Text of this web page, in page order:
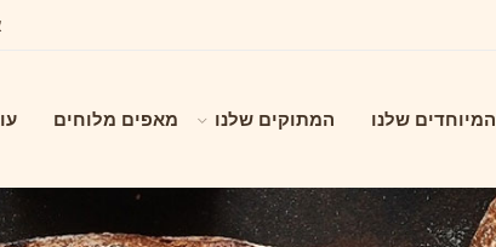
המיוחדים שלנו המתוקים שלנו מאפים מלוחים